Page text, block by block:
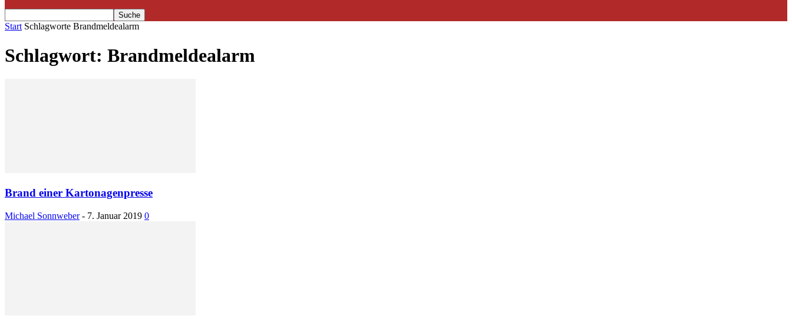
Start Schlagworte Brandmeldealarm
Schlagwort: Brandmeldealarm
Brand einer Kartonagenpresse
Michael Sonnweber - 7. Januar 2019 0